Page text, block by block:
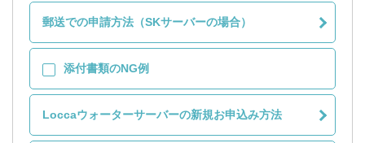
郵送での申請方法（SKサーバーの場合）
添付書類のNG例
Loccaウォーターサーバーの新規お申込み方法